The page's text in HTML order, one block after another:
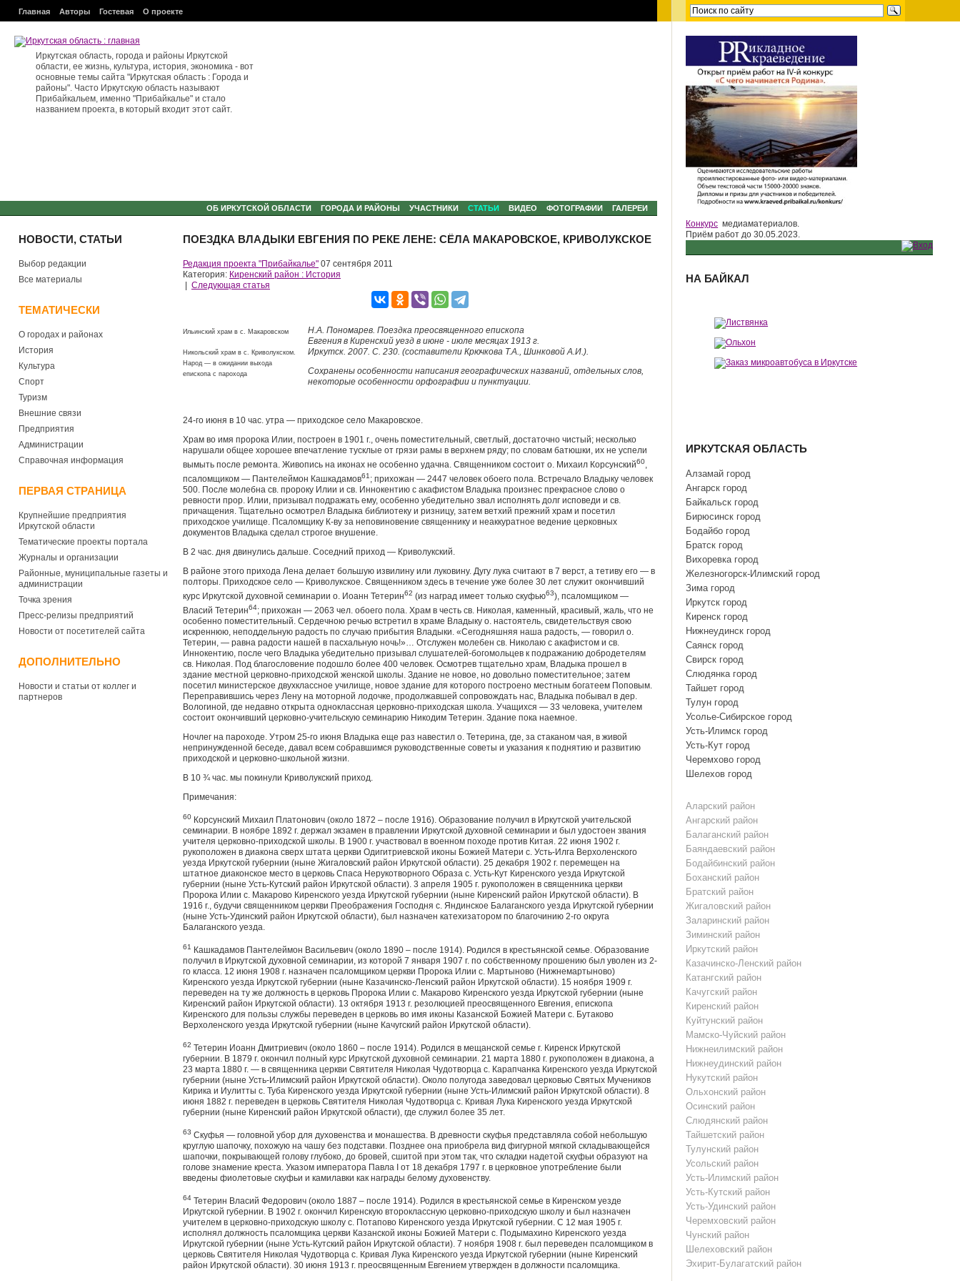
Главная Авторы Гостевая О проекте
Иркутская область, города и районы Иркутской
области, ее жизнь, культура, история, экономика - вот
основные темы сайта "Иркутская область : Города и
районы". Часто Иркутскую область называют
Прибайкальем, именно "Прибайкалье" и стало
названием проекта, в который входит этот сайт.
ОБ ИРКУТСКОЙ ОБЛАСТИ ГОРОДА И РАЙОНЫ УЧАСТНИКИ CТАТЬИ ВИДЕО ФОТОГРАФИИ ГАЛЕРЕИ
НОВОСТИ, СТАТЬИ
Выбор редакции
Все материалы
ТЕМАТИЧЕСКИ
О городах и районах
История
Культура
Спорт
Туризм
Внешние связи
Предприятия
Администрации
Справочная информация
ПЕРВАЯ СТРАНИЦА
Крупнейшие предприятия
Иркутской области
Тематические проекты портала
Журналы и организации
Районные, муниципальные газеты и
администрации
Точка зрения
Пресс-релизы предприятий
Новости от посетителей сайта
ДОПОЛНИТЕЛЬНО
Новости и статьи от коллег и
партнеров
ПОЕЗДКА ВЛАДЫКИ ЕВГЕНИЯ ПО РЕКЕ ЛЕНЕ: СЁЛА МАКАРОВСКОЕ, КРИВОЛУКСКОЕ
Редакция проекта "Прибайкалье" 07 сентября 2011
Категория: Киренский район : История
Следующая статья
Ильинский храм в с. Макаровском
Никольский храм в с. Криволукском.
Народ — в ожидании выхода
епископа с парохода
Н.А. Пономарев. Поездка преосвященного епископа
Евгения в Киренский уезд в июне - июле месяцах 1913 г.
Иркутск. 2007. С. 230. (составители Крючкова Т.А., Шинковой А.И.).
Сохранены особенности написания географических названий, отдельных слов,
некоторые особенности орфографии и пунктуации.
24-го июня в 10 час. утра — приходское село Макаровское.
Храм во имя пророка Илии, построен в 1901 г., очень поместительный, светлый, достаточно чистый; несколько
нарушали общее хорошее впечатление тусклые от грязи рамы в верхнем ряду; по словам батюшки, их не успели
вымыть после ремонта. Живопись на иконах не особенно удачна. Священником состоит о. Михаил Корсунский60,
псаломщиком — Пантелеймон Кашкадамов61 ; прихожан — 2447 человек обоего пола. Встречало Владыку человек
500. После молебна св. пророку Илии и св. Иннокентию с акафистом Владыка произнес прекрасное слово о
ревности прор. Илии, призывал подражать ему, особенно убедительно звал исполнять долг исповеди и св.
причащения. Тщательно осмотрел Владыка библиотеку и ризницу, затем ветхий прежний храм и посетил
приходское училище. Псаломщику К-ву за неповиновение священнику и неаккуратное ведение церковных
документов Владыка сделал строгое внушение.
В 2 час. дня двинулись дальше. Соседний приход — Криволукский.
В районе этого прихода Лена делает большую извилину или луковину. Дугу лука считают в 7 верст, а тетиву его — в
полторы. Приходское село — Криволукское. Священником здесь в течение уже более 30 лет служит окончивший
курс Иркутской духовной семинарии о. Иоанн Тетерин62 (из наград имеет только скуфью63), псаломщиком —
Власий Тетерин64; прихожан — 2063 чел. обоего пола. Храм в честь св. Николая, каменный, красивый, жаль, что не
особенно поместительный. Сердечною речью встретил в храме Владыку о. настоятель, свидетельствуя свою
искреннюю, неподдельную радость по случаю прибытия Владыки. «Сегодняшняя наша радость, — говорил о.
Тетерин, — равна радости нашей в пасхальную ночь!»… Отслужен молебен св. Николаю с акафистом и св.
Иннокентию, после чего Владыка убедительно призывал слушателей-богомольцев к подражанию добродетелям
св. Николая. Под благословение подошло более 400 человек. Осмотрев тщательно храм, Владыка прошел в
здание местной церковно-приходской женской школы. Здание не новое, но довольно поместительное; затем
посетил министерское двухклассное училище, новое здание для которого построено местным богатеем Поповым.
Переправившись через Лену на моторной лодочке, продолжавшей сопровождать нас, Владыка побывал в дер.
Вологиной, где недавно открыта одноклассная церковно-приходская школа. Учащихся — 33 человека, учителем
состоит окончивший церковно-учительскую семинарию Никодим Тетерин. Здание пока наемное.
Ночлег на пароходе. Утром 25-го июня Владыка еще раз навестил о. Тетерина, где, за стаканом чая, в живой
непринужденной беседе, давал всем собравшимся руководственные советы и указания к поднятию и развитию
приходской и церковно-школьной жизни.
В 10 ¾ час. мы покинули Криволукский приход.
Примечания:
60 Корсунский Михаил Платонович (около 1872 – после 1916). Образование получил в Иркутской учительской
семинарии. В ноябре 1892 г. держал экзамен в правлении Иркутской духовной семинарии и был удостоен звания
учителя церковно-приходской школы. В 1900 г. участвовал в военном походе против Китая. 22 июня 1902 г.
рукоположен в диакона сверх штата церкви Оди­гитриевской иконы Божией Матери с. Усть-Илга Верхоленского
уезда Иркутской губернии (ныне Жигаловский район Иркутской области). 25 декабря 1902 г. перемещен на
штатное диаконское место в церковь Спаса Нерукотворного Образа с. Усть-Кут Ки­ренского уезда Иркутской
губернии (ныне Усть-Кутский район Иркутской области). 3 апреля 1905 г. рукоположен в священника церкви
Пророка Илии с. Макарово Киренского уезда Иркутской губернии (ныне Киренский район Иркутской области). В
1916 г., будучи священником церкви Преображения Господня с. Яндинс­кое Балаганского уезда Иркутской губернии
(ныне Усть-Удинс­кий район Иркутской области), был назначен катехизатором по благочинию 2-го округа
Балаганского уезда.
61
Кашкадамов Пантелеймон Васильевич (около 1890 – после 1914). Родился в крестьянской семье. Образование
получил в Ир­кутской духовной семинарии, из которой 7 января 1907 г. по собственному прошению был уволен из 2-
го класса. 12 июня 1908 г. назначен псаломщиком церкви Пророка Илии с. Марты­ново (Нижнемартыново)
Киренского уезда Иркутской губернии (ныне Казачинско-Ленский район Иркутской области). 15 ноября 1909 г.
переведен на ту же должность в церковь Пророка Илии с. Макарово Киренского уезда Иркутской губернии (ныне
Кирен­ский район Иркутской области). 13 октября 1913 г. резолюцией преосвященного Евгения, епископа
Киренского для пользы службы переведен в церковь во имя иконы Казанской Божией Матери с. Бутаково
Верхоленского уезда Иркутской губернии (ныне Качугский район Иркутской области).
62 Тетерин Иоанн Дмитриевич (около 1860 – после 1914). Ро­дился в мещанской семье г. Киренск Иркутской
губернии. В 1879 г. окончил полный курс Иркутской духовной семинарии. 21 марта 1880 г. рукоположен в диакона, а
23 марта 1880 г. — в священ­ника церкви Святителя Николая Чудотворца с. Карапчанка Ки­ренского уезда Иркутской
губернии (ныне Усть-Илимский район Иркутской области). Около полугода заведовал церковью Святых Мучеников
Кирика и Иулитты с. Туба Киренского уезда Иркутской губернии (ныне Усть-Илимский район Иркутской области). 8
июня 1882 г. переведен в церковь Святителя Николая Чудотворца с. Кри­вая Лука Киренского уезда Иркутской
губернии (ныне Киренский район Иркутской области), где служил более 35 лет.
63 Скуфья — головной убор для духовенства и монашества. В древности скуфья представляла собой небольшую
круглую шапоч­ку, похожую на чашу без подставки. Позднее она приобрела вид фигурной мягкой складывающейся
шапочки, покрывающей голо­ву глубоко, до бровей, сшитой при этом так, что складки надетой скуфьи образуют на
голове знамение креста. Указом императора Павла I от 18 декабря 1797 г. в церковное употребление были
введены фиолетовые скуфьи и камилавки как награды белому духовенству.
64 Тетерин Власий Федорович (около 1887 – после 1914). Родил­ся в крестьянской семье в Киренском уезде
Иркутской губернии. В 1902 г. окончил Киренскую второклассную церковно-приходскую школу и был назначен
учителем в церковно-приходскую шко­лу с. Потапово Киренского уезда Иркутской губернии. С 12 мая 1905 г.
исполнял должность псаломщика церкви Казанской иконы Божией Матери с. Подымахино Киренского уезда
Иркутской гу­бернии (ныне Усть-Кутский район Иркутской области). 7 ноября 1908 г. был переведен псаломщиком в
церковь Святителя Николая Чудотворца с. Кривая Лука Киренского уезда Иркутской губернии (ныне Киренский
район Иркутской области). 30 июня 1913 г. пре­освященным Евгением утвержден в должности псаломщика.
Конкурс медиаматериалов.
Приём работ до 30.05.2023.
НА БАЙКАЛ
ИРКУТСКАЯ ОБЛАСТЬ
Алзамай город
Ангарск город
Байкальск город
Бирюсинск город
Бодайбо город
Братск город
Вихоревка город
Железногорск-Илимский город
Зима город
Иркутск город
Киренск город
Нижнеудинск город
Саянск город
Свирск город
Слюдянка город
Тайшет город
Тулун город
Усолье-Сибирское город
Усть-Илимск город
Усть-Кут город
Черемхово город
Шелехов город
Аларский район
Ангарский район
Балаганский район
Баяндаевский район
Бодайбинский район
Боханский район
Братский район
Жигаловский район
Заларинский район
Зиминский район
Иркутский район
Казачинско-Ленский район
Катангский район
Качугский район
Киренский район
Куйтунский район
Мамско-Чуйский район
Нижнеилимский район
Нижнеудинский район
Нукутский район
Ольхонский район
Осинский район
Слюдянский район
Тайшетский район
Тулунский район
Усольский район
Усть-Илимский район
Усть-Кутский район
Усть-Удинский район
Черемховский район
Чунский район
Шелеховский район
Эхирит-Булагатский район